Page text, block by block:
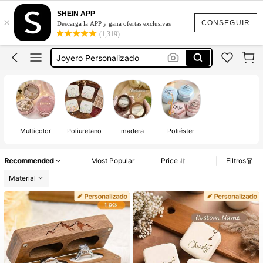
CONSEGUIR
×
SHEIN APP
Descarga la APP y gana ofertas exclusivas
(1,319)
Caja Para Anillos De Matrimonio
Boda
Joyero Personalizado
Porta Anillos De Matrimonio
Boda
Multicolor Poliuretano madera Poliéster
Recommended Most Popular Price
Filtros
Material